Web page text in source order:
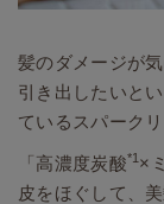
髪のダメージが
引き出したいと
ているスパーク
「高濃度炭酸*1 ×
皮をほぐして、